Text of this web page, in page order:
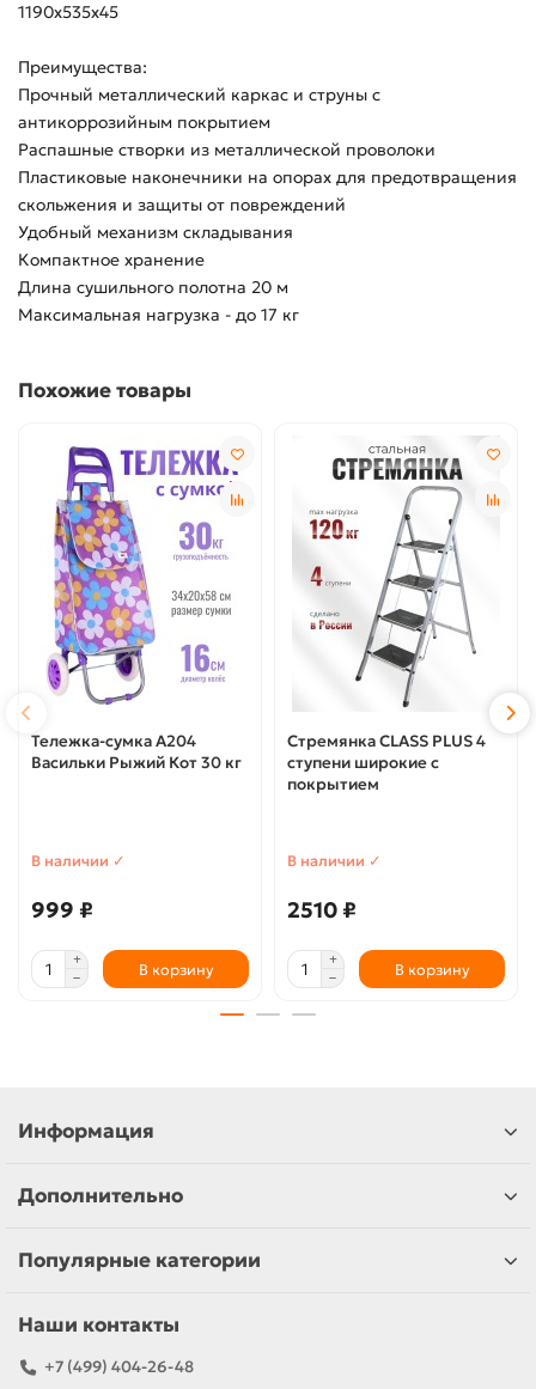
1190х535х45
Преимущества:
Прочный металлический каркас и струны с
антикоррозийным покрытием
Распашные створки из металлической проволоки
Пластиковые наконечники на опорах для предотвращения
скольжения и защиты от повреждений
Удобный механизм складывания
Компактное хранение
Длина сушильного полотна 20 м
Максимальная нагрузка - до 17 кг
Похожие товары
Тележка-сумка А204
Васильки Рыжий Кот 30 кг
В наличии ✓
999 ₽
В корзину
Стремянка CLASS PLUS 4
ступени широкие с
покрытием
В наличии ✓
2510 ₽
В корзину
Информация
Дополнительно
Популярные категории
Наши контакты
+7 (499) 404-26-48